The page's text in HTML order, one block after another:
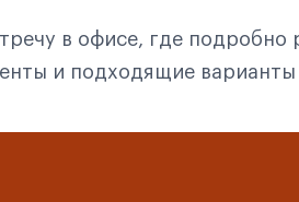
в офисе, где подробно
и подходящие варианты